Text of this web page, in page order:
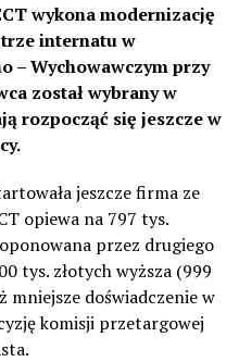
wykona modernizację
internatu w
– Wychowawczym przy
został wybrany w
rozpocząć się jeszcze w
jeszcze firma ze
opiewa na 797 tys.
przez drugiego
tys. złotych wyższa (999
mniejsze doświadczenie w
komisji przetargowej